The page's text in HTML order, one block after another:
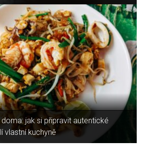
jak si připravit autentické
vlastní kuchyně